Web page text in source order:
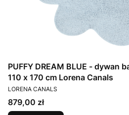
PUFFY DREAM BLUE - dywan
110 x 170 cm Lorena Canals
PRODUCENT
LORENA CANALS
Cena
879,00 zł